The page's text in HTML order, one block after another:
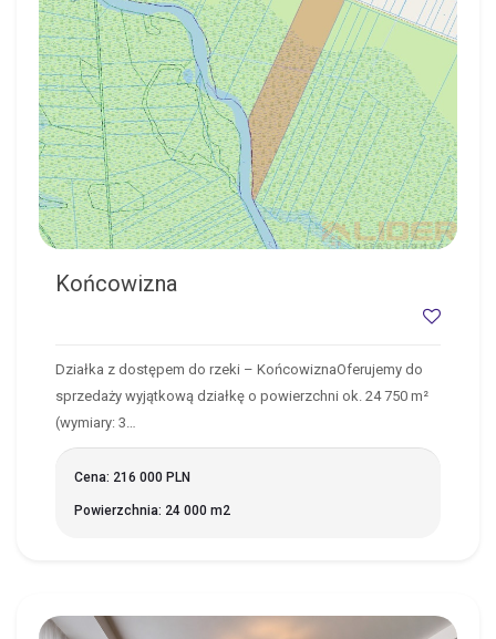
Końcowizna
Działka z dostępem do rzeki – KońcowiznaOferujemy do
sprzedaży wyjątkową działkę o powierzchni ok. 24 750 m²
(wymiary: 3…
Cena: 216 000 PLN
Powierzchnia: 24 000 m2